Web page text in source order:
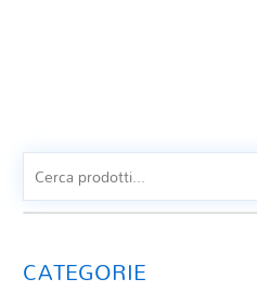
CATEGORIE